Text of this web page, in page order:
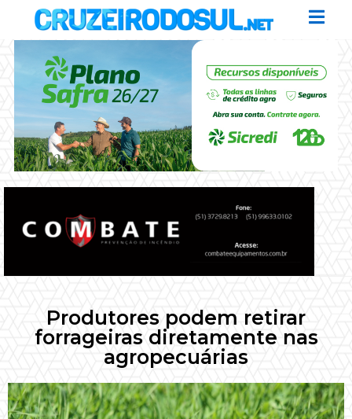
Produtores podem retirar
forrageiras diretamente nas
agropecuárias